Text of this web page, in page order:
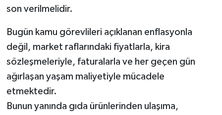
son verilmelidir.
Bugün kamu görevlileri açıklanan enflasyonla
değil, market raflarındaki fiyatlarla, kira
sözleşmeleriyle, faturalarla ve her geçen gün
ağırlaşan yaşam maliyetiyle mücadele
etmektedir.
Bunun yanında gıda ürünlerinden ulaşıma,